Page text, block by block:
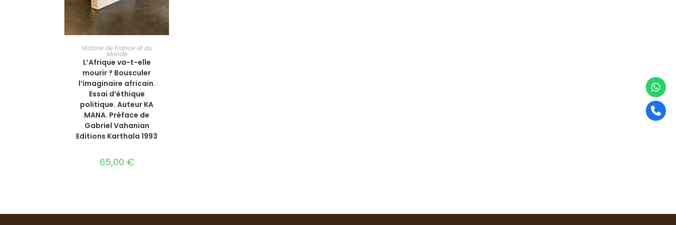
AJOUTER AU PANIER
Histoire de France et du
Monde
L’Afrique va-t-elle
mourir ? Bousculer
l’imaginaire africain.
Essai d’éthique
politique. Auteur KA
MANA. Préface de
Gabriel Vahanian
Editions Karthala 1993
65,00 €